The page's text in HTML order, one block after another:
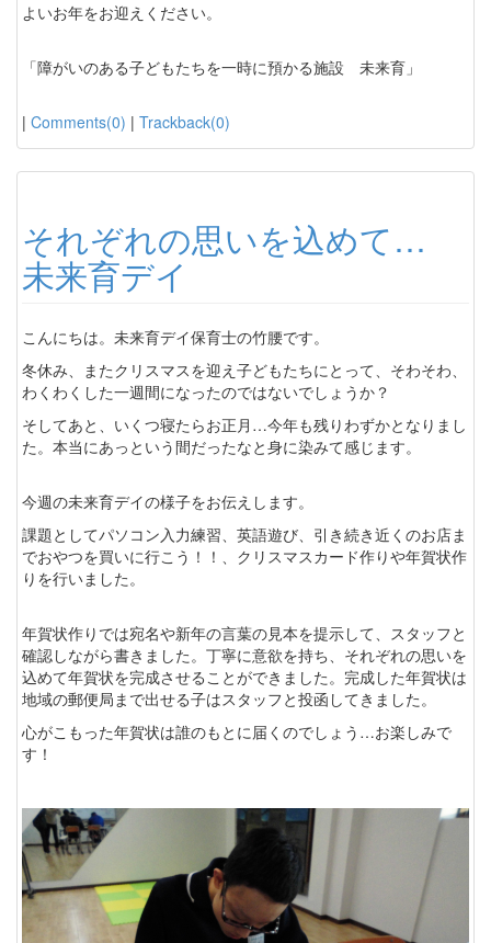
よいお年をお迎えください。
「障がいのある子どもたちを一時に預かる施設 未来育」
| Comments(0) | Trackback(0)
それぞれの思いを込めて…
未来育デイ
こんにちは。未来育デイ保育士の竹腰です。
冬休み、またクリスマスを迎え子どもたちにとって、そわそわ、
わくわくした一週間になったのではないでしょうか？
そしてあと、いくつ寝たらお正月…今年も残りわずかとなりまし
た。本当にあっという間だったなと身に染みて感じます。
今週の未来育デイの様子をお伝えします。
課題としてパソコン入力練習、英語遊び、引き続き近くのお店ま
でおやつを買いに行こう！！、クリスマスカード作りや年賀状作
りを行いました。
年賀状作りでは宛名や新年の言葉の見本を提示して、スタッフと
確認しながら書きました。丁寧に意欲を持ち、それぞれの思いを
込めて年賀状を完成させることができました。完成した年賀状は
地域の郵便局まで出せる子はスタッフと投函してきました。
心がこもった年賀状は誰のもとに届くのでしょう…お楽しみで
す！